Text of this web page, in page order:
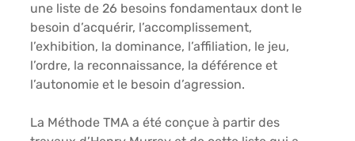
une liste de 26 besoins fondamentaux dont le
besoin d’acquérir, l’accomplissement,
l’exhibition, la dominance, l’affiliation, le jeu,
l’ordre, la reconnaissance, la déférence et
l’autonomie et le besoin d’agression.
La Méthode TMA a été conçue à partir des